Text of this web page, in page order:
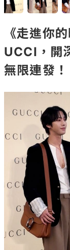
《走進你
UCCI，開
無限連發！